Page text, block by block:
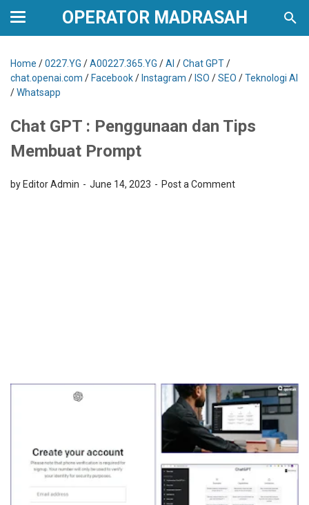
OPERATOR MADRASAH
Home /0227.YG /A00227.365.YG /AI /Chat GPT/
chat.openai.com / Facebook/ Instagram / ISO /SEO /Teknologi AI
/Whatsapp
Chat GPT : Penggunaan dan Tips
Membuat Prompt
by Editor Admin June 14, 2023 Post a Comment